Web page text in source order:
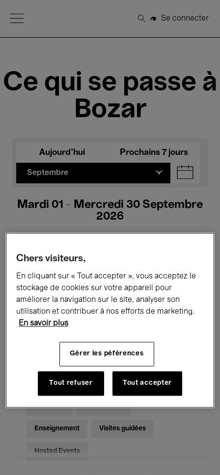
Open Menu
Rechercher
Se connecter
Ce qui se passe à
Bozar
Aujourd'hui Prochains 7 jours
Septembre
Mardi 01 - Mercredi 30 Septembre
2026
Tous les événements Concerts
Expositions Films Performances
Rencontres & Débats
Musique classique Global Music
Musique électronique
Pour tous Kids’ Palace
Enseignement Visites guidées
Hosted Events
Chers visiteurs,
En cliquant sur « Tout accepter », vous acceptez le
stockage de cookies sur votre appareil pour
améliorer la navigation sur le site, analyser son
utilisation et contribuer à nos efforts de marketing.
En savoir plus
Gérer les péférences
Tout refuser Tout accepter